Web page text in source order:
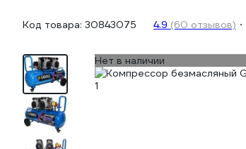
Код товара: 30843075 4.9 (60 отзывов)
Нет в наличии